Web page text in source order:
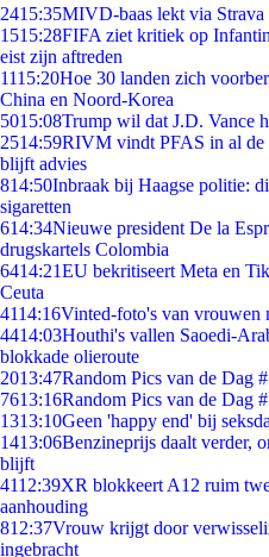
2415:35MIVD-baas lekt via Strava
1515:28FIFA ziet kritiek op
eist zijn aftreden
1115:20Hoe 30 landen zich
China en Noord-Korea
5015:08Trump wil dat J.D. Vance
2514:59RIVM vindt PFAS in al de
blijft advies
814:50Inbraak bij Haagse politie:
sigaretten
614:34Nieuwe president De la
drugskartels Colombia
6414:21EU bekritiseert Meta en
Ceuta
4114:16Vinted-foto's van vrouwen
4414:03Houthi's vallen Saoedi-
blokkade olieroute
2013:47Random Pics van de Dag
7613:16Random Pics van de Dag
1313:10Geen 'happy end' bij
1413:06Benzineprijs daalt verder,
blijft
4112:39XR blokkeert A12 ruim
aanhouding
812:37Vrouw krijgt door
ingebracht